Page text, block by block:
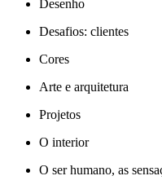
Desenho
Desafios: clientes
Cores
Arte e arquitetura
Projetos
O interior
O ser humano, as